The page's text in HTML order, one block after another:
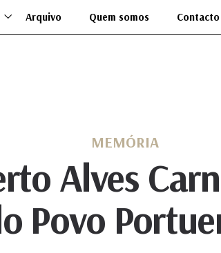
Arquivo Quem somos Contacto
MEMÓRIA
Alves
Povo